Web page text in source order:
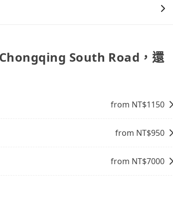
時，就顯得非常不便。
確保行程順利進行。
點到點包車是按照里程和目的地來計費，客戶
。這種服務通常適用於單程或從一個城市到另
South Road，還
from NT$1150
from NT$950
from NT$7000